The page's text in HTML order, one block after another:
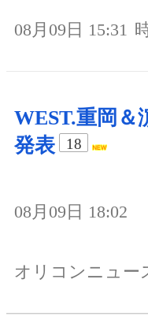
08月09日 15:31
WEST.重岡＆
発表
18
08月09日 18:02
オリコンニュー